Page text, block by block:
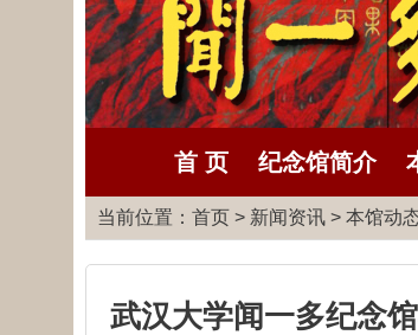
首 页 纪念馆简介
当前位置： 首页 > 新闻资讯 > 本馆动
武汉大学闻一多纪念